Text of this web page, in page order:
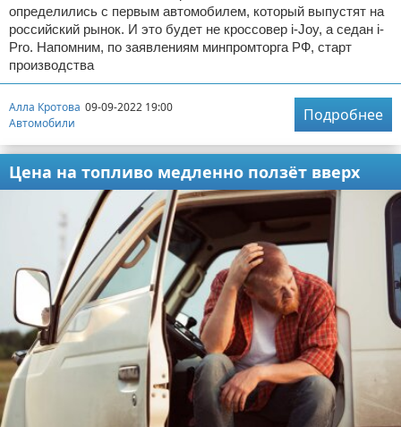
определились с первым автомобилем, который выпустят на
российский рынок. И это будет не кроссовер i-Joy, а седан i-
Pro. Напомним, по заявлениям минпромторга РФ, старт
производства
Алла Кротова 09-09-2022 19:00
Автомобили
Подробнее
Цена на топливо медленно ползёт вверх